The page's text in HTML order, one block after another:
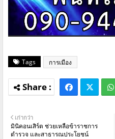
Tags การเมือง
เก่ากว่า
มินิคอนเสิร์ต ช่วยเหลือข้าราชการ
ตำรวจ และสาธารณประโยชน์